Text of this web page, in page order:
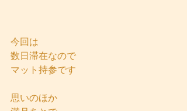
今回は
数日滞在なので
マット持参です
思いのほか